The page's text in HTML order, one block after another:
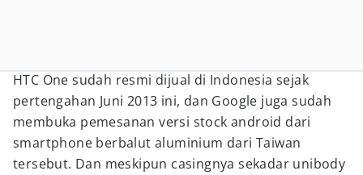
HTC One sudah resmi dijual di Indonesia sejak
pertengahan Juni 2013 ini, dan Google juga sudah
membuka pemesanan versi stock android dari
smartphone berbalut aluminium dari Taiwan
tersebut. Dan meskipun casingnya sekadar unibody